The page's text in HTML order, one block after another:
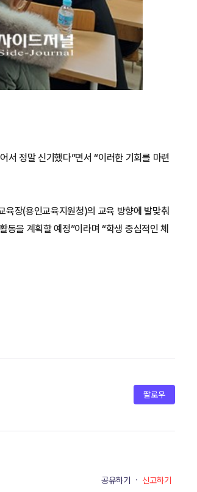
서 정말 신기했다”면서 “이러한 기회를 마련
육장(용인교육지원청)의 교육 방향에 발맞춰
을 계획할 예정”이라며 “학생 중심적인 체
팔로우
공유하기 · 신고하기